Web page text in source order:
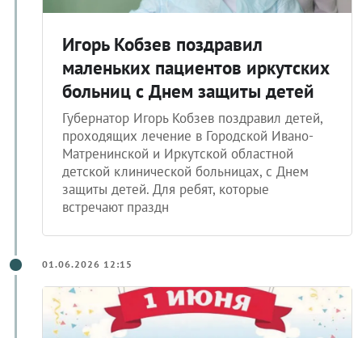
Игорь Кобзев поздравил
маленьких пациентов иркутских
больниц с Днем защиты детей
Губернатор Игорь Кобзев поздравил детей,
проходящих лечение в Городской Ивано-
Матренинской и Иркутской областной
детской клинической больницах, с Днем
защиты детей. Для ребят, которые
встречают праздн
01.06.2026 12:15